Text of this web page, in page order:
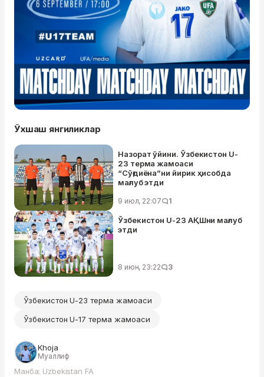
Ўхшаш янгиликлар
Назорат ўйини. Ўзбекистон U-
23 терма жамоаси
“Сўғдиёна”ни йирик ҳисобда
мағлуб этди
9 июл, 22:07 1
Ўзбекистон U-23 АҚШни мағлуб
этди
8 июн, 23:22 3
Ўзбекистон U-23 терма жамоаси
Ўзбекистон U-17 терма жамоаси
Khoja
Муаллиф
Манба: Uzbekistan FA